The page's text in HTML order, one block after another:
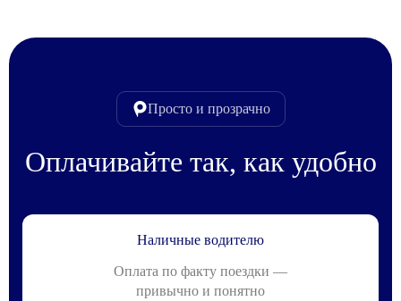
Просто и прозрачно
Оплачивайте так, как удобно
Наличные водителю
Оплата по факту поездки —
привычно и понятно